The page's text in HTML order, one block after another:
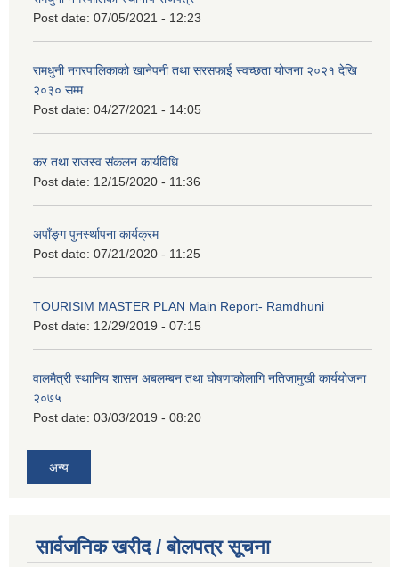
Post date: 07/05/2021 - 12:23
रामधुनी नगरपालिकाको खानेपनी तथा सरसफाई स्वच्छता योजना २०२१ देखि
२०३० सम्म
Post date: 04/27/2021 - 14:05
कर तथा राजस्व संकलन कार्यविधि
Post date: 12/15/2020 - 11:36
अपाँङ्ग पुनर्स्थापना कार्यक्रम
Post date: 07/21/2020 - 11:25
TOURISIM MASTER PLAN Main Report- Ramdhuni
Post date: 12/29/2019 - 07:15
वालमैत्री स्थानिय शासन अबलम्बन तथा घोषणाकोलागि नतिजामुखी कार्ययोजना
२०७५
Post date: 03/03/2019 - 08:20
अन्य
सार्वजनिक खरीद / बोलपत्र सूचना